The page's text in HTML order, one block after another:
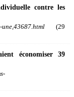
contre les
une,43687.html (29
économiser 39